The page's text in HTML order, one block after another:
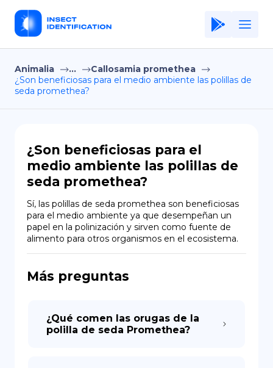
Home
Application
Privacy Policy
ES
EN
Animalia ...
Callosamia promethea
¿Son beneficiosas para el medio ambiente las polillas de
seda promethea?
¿Son beneficiosas para el
medio ambiente las polillas de
seda promethea?
Sí, las polillas de seda promethea son beneficiosas
para el medio ambiente ya que desempeñan un
papel en la polinización y sirven como fuente de
alimento para otros organismos en el ecosistema.
Más preguntas
¿Qué comen las orugas de la
polilla de seda Promethea?